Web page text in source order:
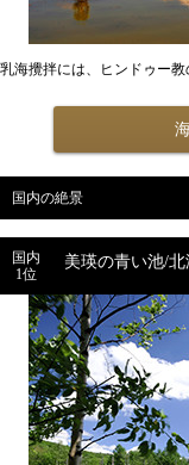
乳海攪拌には、ヒンドゥー教
国内の絶景
国内
1位
美瑛の青い池/北